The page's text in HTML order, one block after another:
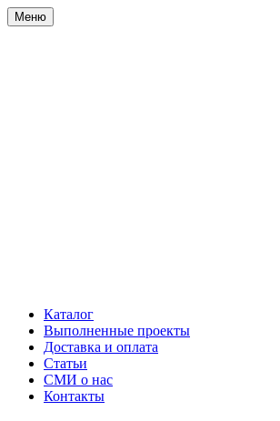
Меню
Каталог
Выполненные проекты
Доставка и оплата
Статьи
СМИ о нас
Контакты